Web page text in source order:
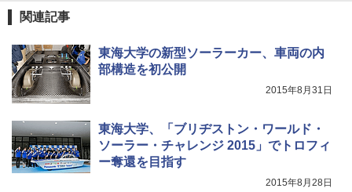
関連記事
東海大学の新型ソーラーカー、車両の内
部構造を初公開
2015年8月31日
東海大学、「ブリヂストン・ワールド・
ソーラー・チャレンジ 2015」でトロフィ
ー奪還を目指す
2015年8月28日